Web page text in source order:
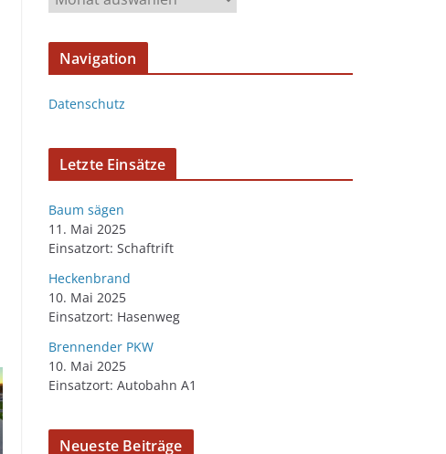
Navigation
Datenschutz
Letzte Einsätze
Baum sägen
11. Mai 2025
Einsatzort: Schaftrift
Heckenbrand
10. Mai 2025
Einsatzort: Hasenweg
Brennender PKW
10. Mai 2025
Einsatzort: Autobahn A1
Neueste Beiträge